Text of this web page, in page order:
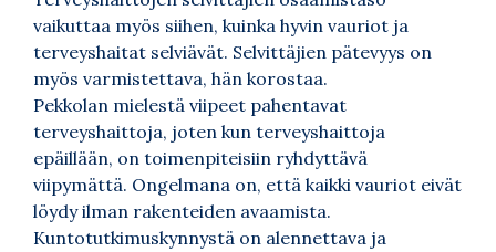
vaikuttaa myös siihen, kuinka hyvin vauriot ja
terveyshaitat selviävät. Selvittäjien pätevyys on
myös varmistettava, hän korostaa.
Pekkolan mielestä viipeet pahentavat
terveyshaittoja, joten kun terveyshaittoja
epäillään, on toimenpiteisiin ryhdyttävä
viipymättä. Ongelmana on, että kaikki vauriot eivät
löydy ilman rakenteiden avaamista.
Kuntotutkimuskynnystä on alennettava ja